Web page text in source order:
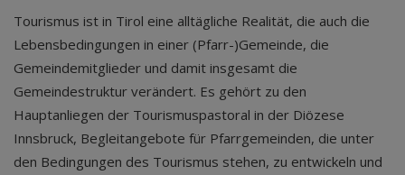
Tourismus ist in Tirol eine alltägliche Realität, die auch die
Lebensbedingungen in einer (Pfarr-)Gemeinde, die
Gemeindemitglieder und damit insgesamt die
Gemeindestruktur verändert. Es gehört zu den
Hauptanliegen der Tourismuspastoral in der Diözese
Innsbruck, Begleitangebote für Pfarrgemeinden, die unter
den Bedingungen des Tourismus stehen, zu entwickeln und